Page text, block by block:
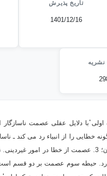
تاریخ پذیرش
1401/12/16
نشریه
با دلایل عقلی عصمت ناسازگار
خطایی را از انبیاء رد می کند ـ
عصمت عبارتند از: 1. عصمت در دریافت و ابلاغ وحی؛ 2. عصمت از گناهان؛